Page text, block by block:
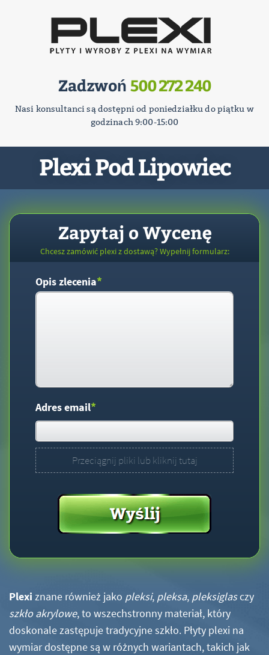
Zadzwoń 500 272 240
Nasi konsultanci są dostępni od poniedziałku do piątku w
godzinach 9:00-15:00
Plexi Pod Lipowiec
Zapytaj o Wycenę
Chcesz zamówić plexi z dostawą? Wypełnij formularz:
Opis zlecenia*
Adres email*
Przeciągnij pliki lub kliknij tutaj
Plexi znane również jako pleksi, pleksa, pleksiglasczy
szkło akrylowe, to wszechstronny materiał, który
doskonale zastępuje tradycyjne szkło. Płyty plexi na
wymiar dostępne są w różnych wariantach, takich jak